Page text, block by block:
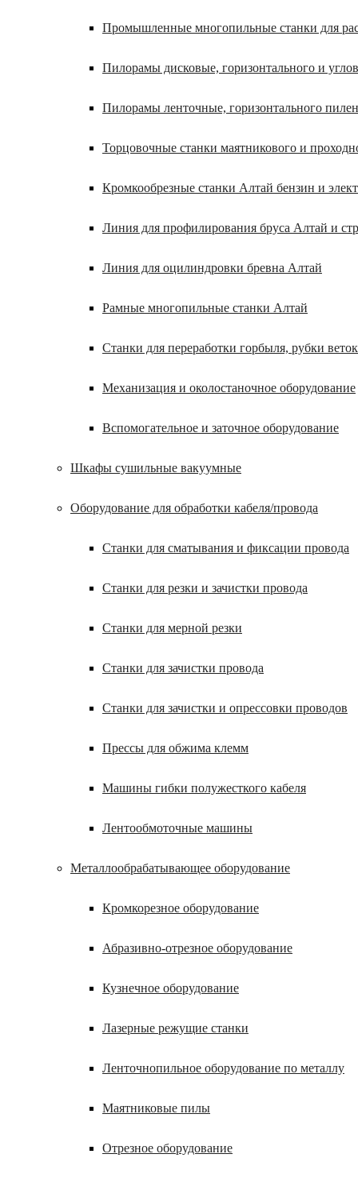
Промышленные многопильные станки для
Пилорамы дисковые, горизонтального и
Пилорамы ленточные, горизонтального
Торцовочные станки маятникового и
Кромкообрезные станки Алтай бензин и
Линия для профилирования бруса Алтай и
Линия для оцилиндровки бревна Алтай
Рамные многопильные станки Алтай
Станки для переработки горбыля, рубки
Механизация и околостаночное оборудование
Вспомогательное и заточное оборудование
Шкафы сушильные вакуумные
Оборудование для обработки кабеля/провода
Станки для сматывания и фиксации провода
Станки для резки и зачистки провода
Станки для мерной резки
Станки для зачистки провода
Станки для зачистки и опрессовки проводов
Прессы для обжима клемм
Машины гибки полужесткого кабеля
Лентообмоточные машины
Металлообрабатывающее оборудование
Кромкорезное оборудование
Абразивно-отрезное оборудование
Кузнечное оборудование
Лазерные режущие станки
Ленточнопильное оборудование по металлу
Маятниковые пилы
Отрезное оборудование